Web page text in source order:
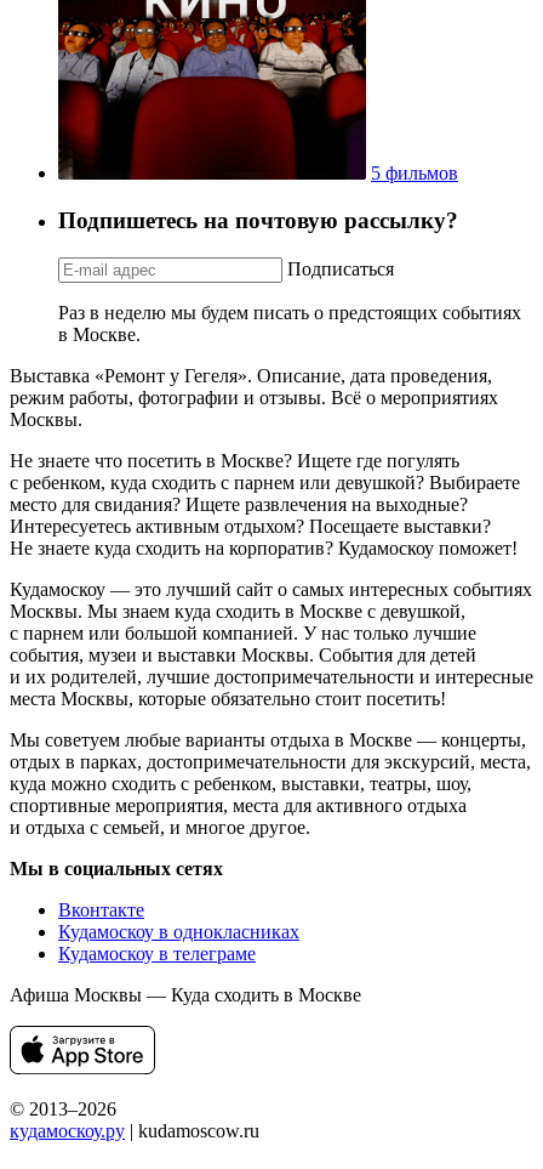
5 фильмов
Подпишетесь на почтовую рассылку?
Подписаться
Раз в неделю мы будем писать о предстоящих событиях
в Москве.
Выставка «Ремонт у Гегеля». Описание, дата проведения,
режим работы, фотографии и отзывы. Всё о мероприятиях
Москвы.
Не знаете что посетить в Москве? Ищете где погулять
с ребенком, куда сходить с парнем или девушкой? Выбираете
место для свидания? Ищете развлечения на выходные?
Интересуетесь активным отдыхом? Посещаете выставки?
Не знаете куда сходить на корпоратив? Кудамоскоу поможет!
Кудамоскоу — это лучший сайт о самых интересных событиях
Москвы. Мы знаем куда сходить в Москве с девушкой,
с парнем или большой компанией. У нас только лучшие
события, музеи и выставки Москвы. События для детей
и их родителей, лучшие достопримечательности и интересные
места Москвы, которые обязательно стоит посетить!
Мы советуем любые варианты отдыха в Москве — концерты,
отдых в парках, достопримечательности для экскурсий, места,
куда можно сходить с ребенком, выставки, театры, шоу,
спортивные мероприятия, места для активного отдыха
и отдыха с семьей, и многое другое.
Мы в социальных сетях
Вконтакте
Кудамоскоу в однокласниках
Кудамоскоу в телеграме
Афиша Москвы — Куда сходить в Москве
© 2013–2026
кудамоскоу.ру | kudamoscow.ru